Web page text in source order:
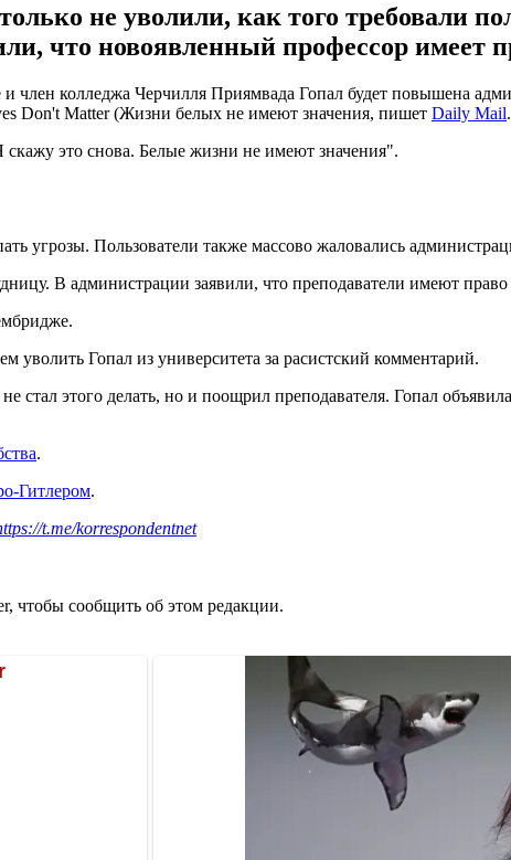
не уволили, как того требовали
что новоявленный профессор имеет
член колледжа Черчилля Приямвада Гопал будет повышена
Don't Matter (Жизни белых не имеют значения, пишет Daily Mail.
скажу это снова. Белые жизни не имеют значения".
угрозы. Пользователи также массово жаловались
В администрации заявили, что преподаватели имеют
Гопал из университета за расистский комментарий.
этого делать, но и поощрил преподавателя. Гопал
.
Гитлером.
t.me/korrespondentnet
чтобы сообщить об этом редакции.